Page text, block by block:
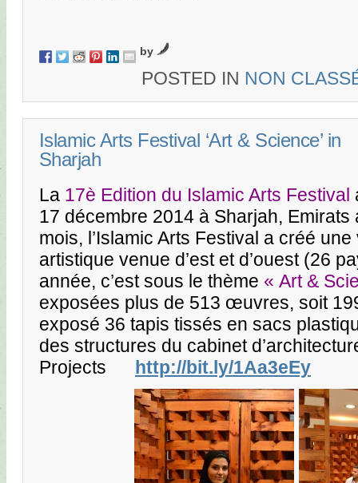
by
POSTED IN NON
Islamic Arts Festival ‘Art & Science’ in
Sharjah
La 17è Edition du Islamic Arts Festival
17 décembre 2014 à Sharjah,
mois, l’Islamic Arts Festival a créé
artistique venue d’est et d’ouest (26
année, c’est sous le thème « Art &
exposées plus de 513 œuvres, soit
exposé 36 tapis tissés en sacs
des structures du cabinet
Projects http://bit.ly/1Aa3eEy